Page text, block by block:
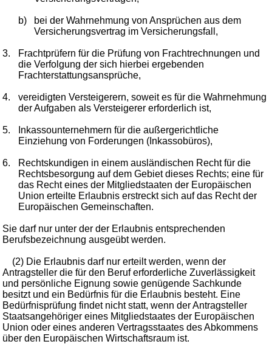
b)
bei der Wahrnehmung von Ansprüchen aus dem
Versicherungsvertrag im Versicherungsfall,
3.
Frachtprüfern für die Prüfung von Frachtrechnungen und
die Verfolgung der sich hierbei ergebenden
Frachterstattungsansprüche,
4.
vereidigten Versteigerern, soweit es für die Wahrnehmung
der Aufgaben als Versteigerer erforderlich ist,
5.
Inkassounternehmern für die außergerichtliche
Einziehung von Forderungen (Inkassobüros),
6.
Rechtskundigen in einem ausländischen Recht für die
Rechtsbesorgung auf dem Gebiet dieses Rechts; eine für
das Recht eines der Mitgliedstaaten der Europäischen
Union erteilte Erlaubnis erstreckt sich auf das Recht der
Europäischen Gemeinschaften.
Sie darf nur unter der der Erlaubnis entsprechenden
Berufsbezeichnung ausgeübt werden.
(2) Die Erlaubnis darf nur erteilt werden, wenn der
Antragsteller die für den Beruf erforderliche Zuverlässigkeit
und persönliche Eignung sowie genügende Sachkunde
besitzt und ein Bedürfnis für die Erlaubnis besteht. Eine
Bedürfnisprüfung findet nicht statt, wenn der Antragsteller
Staatsangehöriger eines Mitgliedstaates der Europäischen
Union oder eines anderen Vertragsstaates des Abkommens
über den Europäischen Wirtschaftsraum ist.